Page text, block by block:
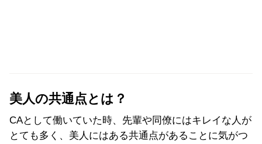
美人の共通点とは？
CAとして働いていた時、先輩や同僚にはキレイな人が
とても多く、美人にはある共通点があることに気がつ